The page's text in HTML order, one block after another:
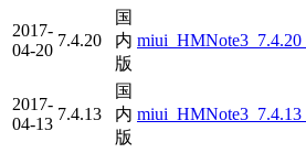
2017-
04-20
7.4.20
国
内
版
2017-
04-13
7.4.13
国
内
版